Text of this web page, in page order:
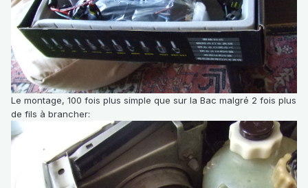
Le montage, 100 fois plus simple que sur la Bac malgré 2 fois plus
de fils à brancher: